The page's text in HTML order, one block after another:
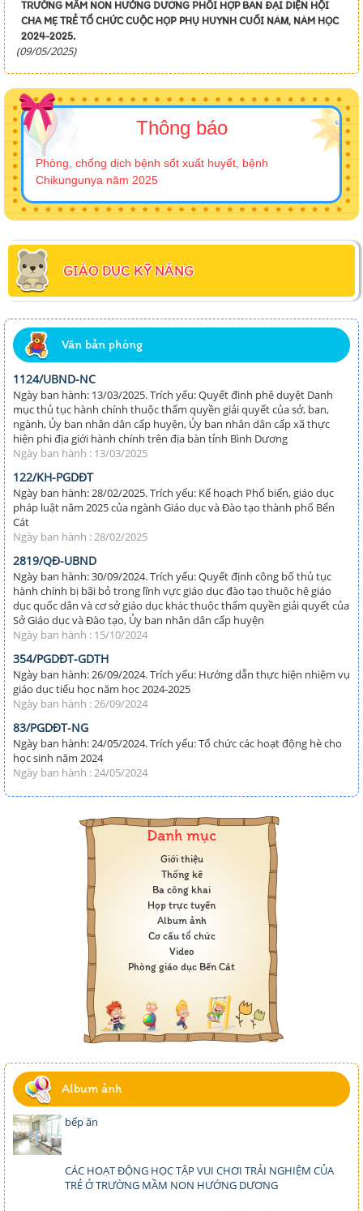
TRƯỜNG MẦM NON HƯỚNG DƯƠNG PHỐI HỢP BAN ĐẠI DIỆN HỘI
CHA MẸ TRẺ TỔ CHỨC CUỘC HỌP PHỤ HUYNH CUỐI NĂM, NĂM HỌC
2024-2025.
(09/05/2025)
Thông báo
Phòng, chống dịch bệnh sốt xuất huyết, bệnh
Chikungunya năm 2025
GIÁO DỤC KỸ NĂNG
Văn bản phòng
1124/UBND-NC
Ngày ban hành: 13/03/2025. Trích yếu: Quyết đinh phê duyệt Danh
mục thủ tục hành chính thuộc thẩm quyền giải quyết của sở, ban,
ngành, Ủy ban nhân dân cấp huyện, Ủy ban nhân dân cấp xã thực
hiện phi địa giới hành chính trên địa bàn tỉnh Bình Dương
Ngày ban hành : 13/03/2025
122/KH-PGDĐT
Ngày ban hành: 28/02/2025. Trích yếu: Kế hoạch Phổ biến, giáo dục
pháp luật năm 2025 của ngành Giáo dục và Đào tạo thành phố Bến
Cát
Ngày ban hành : 28/02/2025
2819/QĐ-UBND
Ngày ban hành: 30/09/2024. Trích yếu: Quyết định công bố thủ tục
hành chính bị bãi bỏ trong lĩnh vực giáo dục đào tạo thuộc hệ giáo
dục quốc dân và cơ sở giáo dục khác thuộc thẩm quyền giải quyết của
Sở Giáo dục và Đào tạo, Ủy ban nhân dân cấp huyện
Ngày ban hành : 15/10/2024
354/PGDĐT-GDTH
Ngày ban hành: 26/09/2024. Trích yếu: Hướng dẫn thực hiện nhiệm vụ
giáo dục tiểu học năm học 2024-2025
Ngày ban hành : 26/09/2024
83/PGDĐT-NG
Ngày ban hành: 24/05/2024. Trích yếu: Tổ chức các hoạt động hè cho
học sinh năm 2024
Ngày ban hành : 24/05/2024
Danh mục
Giới thiệu
Thống kê
Ba công khai
Họp trực tuyến
Album ảnh
Cơ cấu tổ chức
Video
Phòng giáo dục Bến Cát
Album ảnh
bếp ăn
CÁC HOẠT ĐỘNG HỌC TẬP VUI CHƠI TRẢI NGHIỆM CỦA
TRẺ Ở TRƯỜNG MẦM NON HƯỚNG DƯƠNG